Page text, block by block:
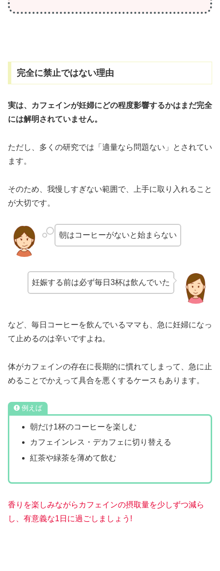
完全に禁止ではない理由
実は、カフェインが妊婦にどの程度影響するかはまだ完全
には解明されていません。
ただし、多くの研究では「適量なら問題ない」とされてい
ます。
そのため、我慢しすぎない範囲で、上手に取り入れること
が大切です。
朝はコーヒーがないと始まらない
妊娠する前は必ず毎日3杯は飲んでいた
など、毎日コーヒーを飲んでいるママも、急に妊婦になっ
て止めるのは辛いですよね。
体がカフェインの存在に長期的に慣れてしまって、急に止
めることでかえって具合を悪くするケースもあります。
例えば
朝だけ1杯のコーヒーを楽しむ
カフェインレス・デカフェに切り替える
紅茶や緑茶を薄めて飲む
香りを楽しみながら カフェインの摂取量を少しずつ減ら
し、有意義な1日に過ごしましょう!